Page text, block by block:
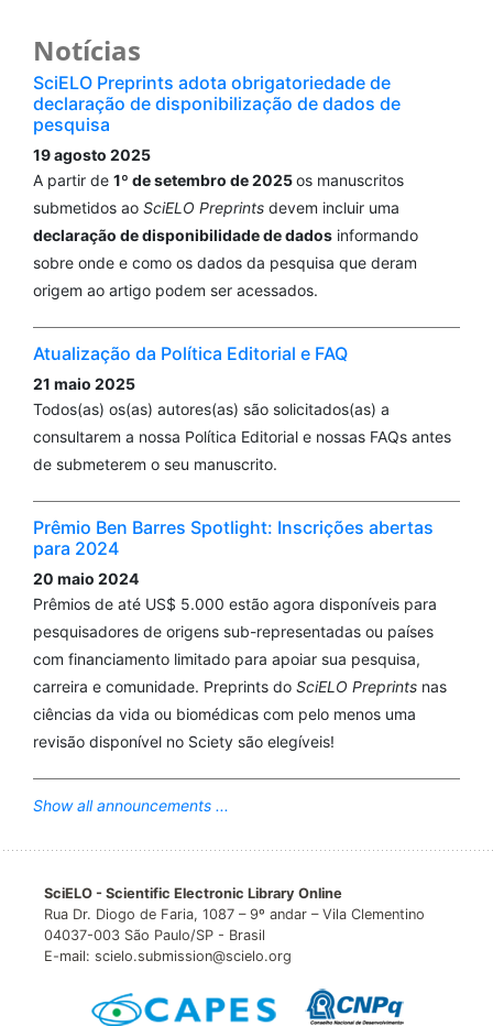
Notícias
SciELO Preprints adota obrigatoriedade de
declaração de disponibilização de dados de
pesquisa
19 agosto 2025
A partir de 1º de setembro de 2025os manuscritos
submetidos ao SciELO Preprints devem incluir uma
declaração de disponibilidade de dados informando
sobre onde e como os dados da pesquisa que deram
origem ao artigo podem ser acessados.
Atualização da Política Editorial e FAQ
21 maio 2025
Todos(as) os(as) autores(as) são solicitados(as) a
consultarem a nossa Política Editorial e nossas FAQs antes
de submeterem o seu manuscrito.
Prêmio Ben Barres Spotlight: Inscrições abertas
para 2024
20 maio 2024
Prêmios de até US$ 5.000 estão agora disponíveis para
pesquisadores de origens sub-representadas ou países
com financiamento limitado para apoiar sua pesquisa,
carreira e comunidade. Preprints do SciELO Preprints nas
ciências da vida ou biomédicas com pelo menos uma
revisão disponível no Sciety são elegíveis!
Show all announcements ...
SciELO - Scientific Electronic Library Online
Rua Dr. Diogo de Faria, 1087 – 9º andar – Vila Clementino
04037-003 São Paulo/SP - Brasil
E-mail: scielo.submission@scielo.org